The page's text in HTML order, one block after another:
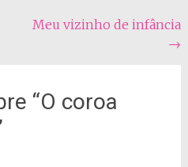
Meu vizinho de infância
→
“O coroa